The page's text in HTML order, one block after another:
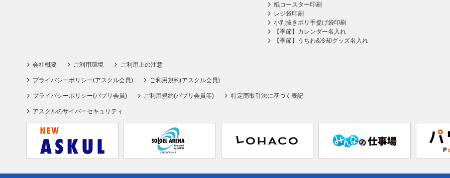
紙コースター印刷
レジ袋印刷
小判抜きポリ手提げ袋印刷
【季節】カレンダー名入れ
【季節】うちわ&冷却グッズ名入れ
会社概要 ご利用環境 ご利用上の注意
プライバシーポリシー(アスクル会員) ご利用規約(アスクル会員)
プライバシーポリシー(パプリ会員) ご利用規約(パプリ会員等) 特定商取引法に基づく表記
アスクルのサイバーセキュリティ